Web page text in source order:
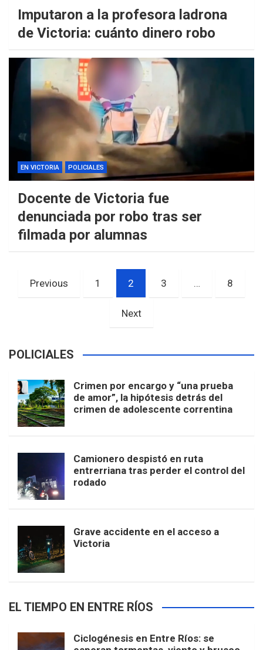
Imputaron a la profesora ladrona
de Victoria: cuánto dinero robo
EN VICTORIA POLICIALES
Docente de Victoria fue
denunciada por robo tras ser
filmada por alumnas
Paginación
de
Previous 1 2 3 … 8
Next
POLICIALES
Crimen por encargo y “una prueba
de amor”, la hipótesis detrás del
crimen de adolescente correntina
Camionero despistó en ruta
entrerriana tras perder el control del
rodado
Grave accidente en el acceso a
Victoria
EL TIEMPO EN ENTRE RÍOS
Ciclogénesis en Entre Ríos: se